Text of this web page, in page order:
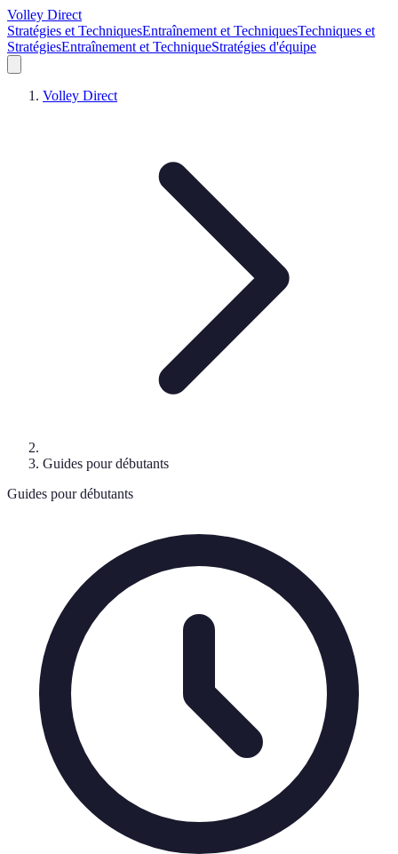
Volley Direct
Stratégies et TechniquesEntraînement et TechniquesTechniques et
StratégiesEntraînement et TechniqueStratégies d'équipe
Volley Direct
Guides pour débutants
Guides pour débutants